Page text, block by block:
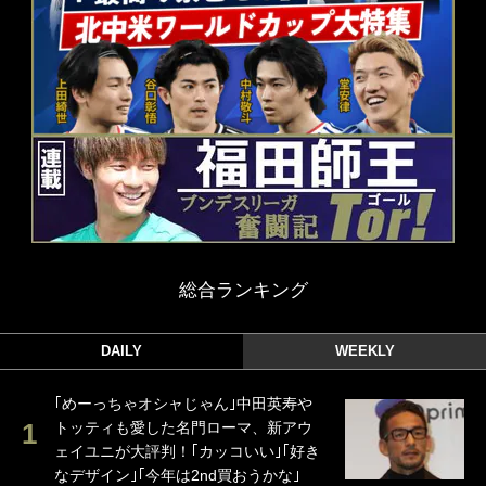
総合ランキング
DAILY WEEKLY
｢めーっちゃオシャじゃん｣中田英寿や
トッティも愛した名門ローマ、新アウ
ェイユニが大評判！｢カッコいい｣｢好き
なデザイン｣｢今年は2nd買おうかな｣